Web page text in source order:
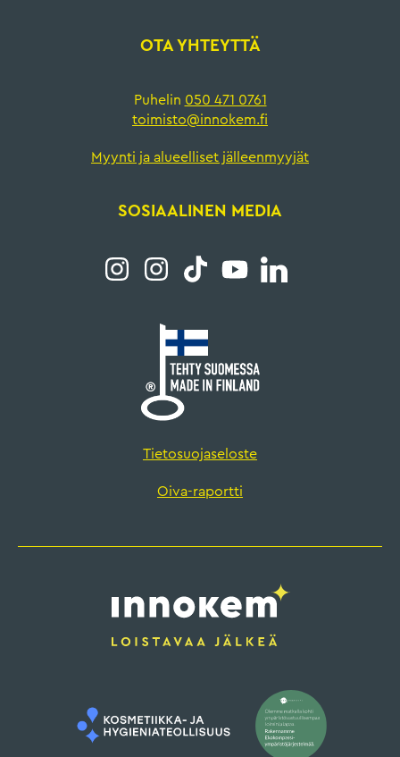
OTA YHTEYTTÄ
Puhelin 050 471 0761
toimisto@innokem.fi
Myynti ja alueelliset jälleenmyyjät
SOSIAALINEN MEDIA
Tietosuojaseloste
Oiva-raportti